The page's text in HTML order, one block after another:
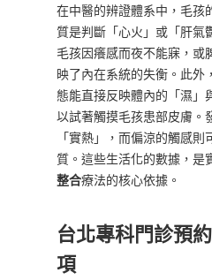
在中醫的辨證體系中，毛孩
質是判斷「心火」或「肝氣
毛孩因癢感而夜不能寐，或
映了內在系統的失衡。此外
態能直接反映體內的「濕」
以試著觸摸毛孩患部皮膚。
「實熱」，而偏涼的觸感
質。這些生活化的數據，是
整合療法的核心依據。
台北專科門診預
項